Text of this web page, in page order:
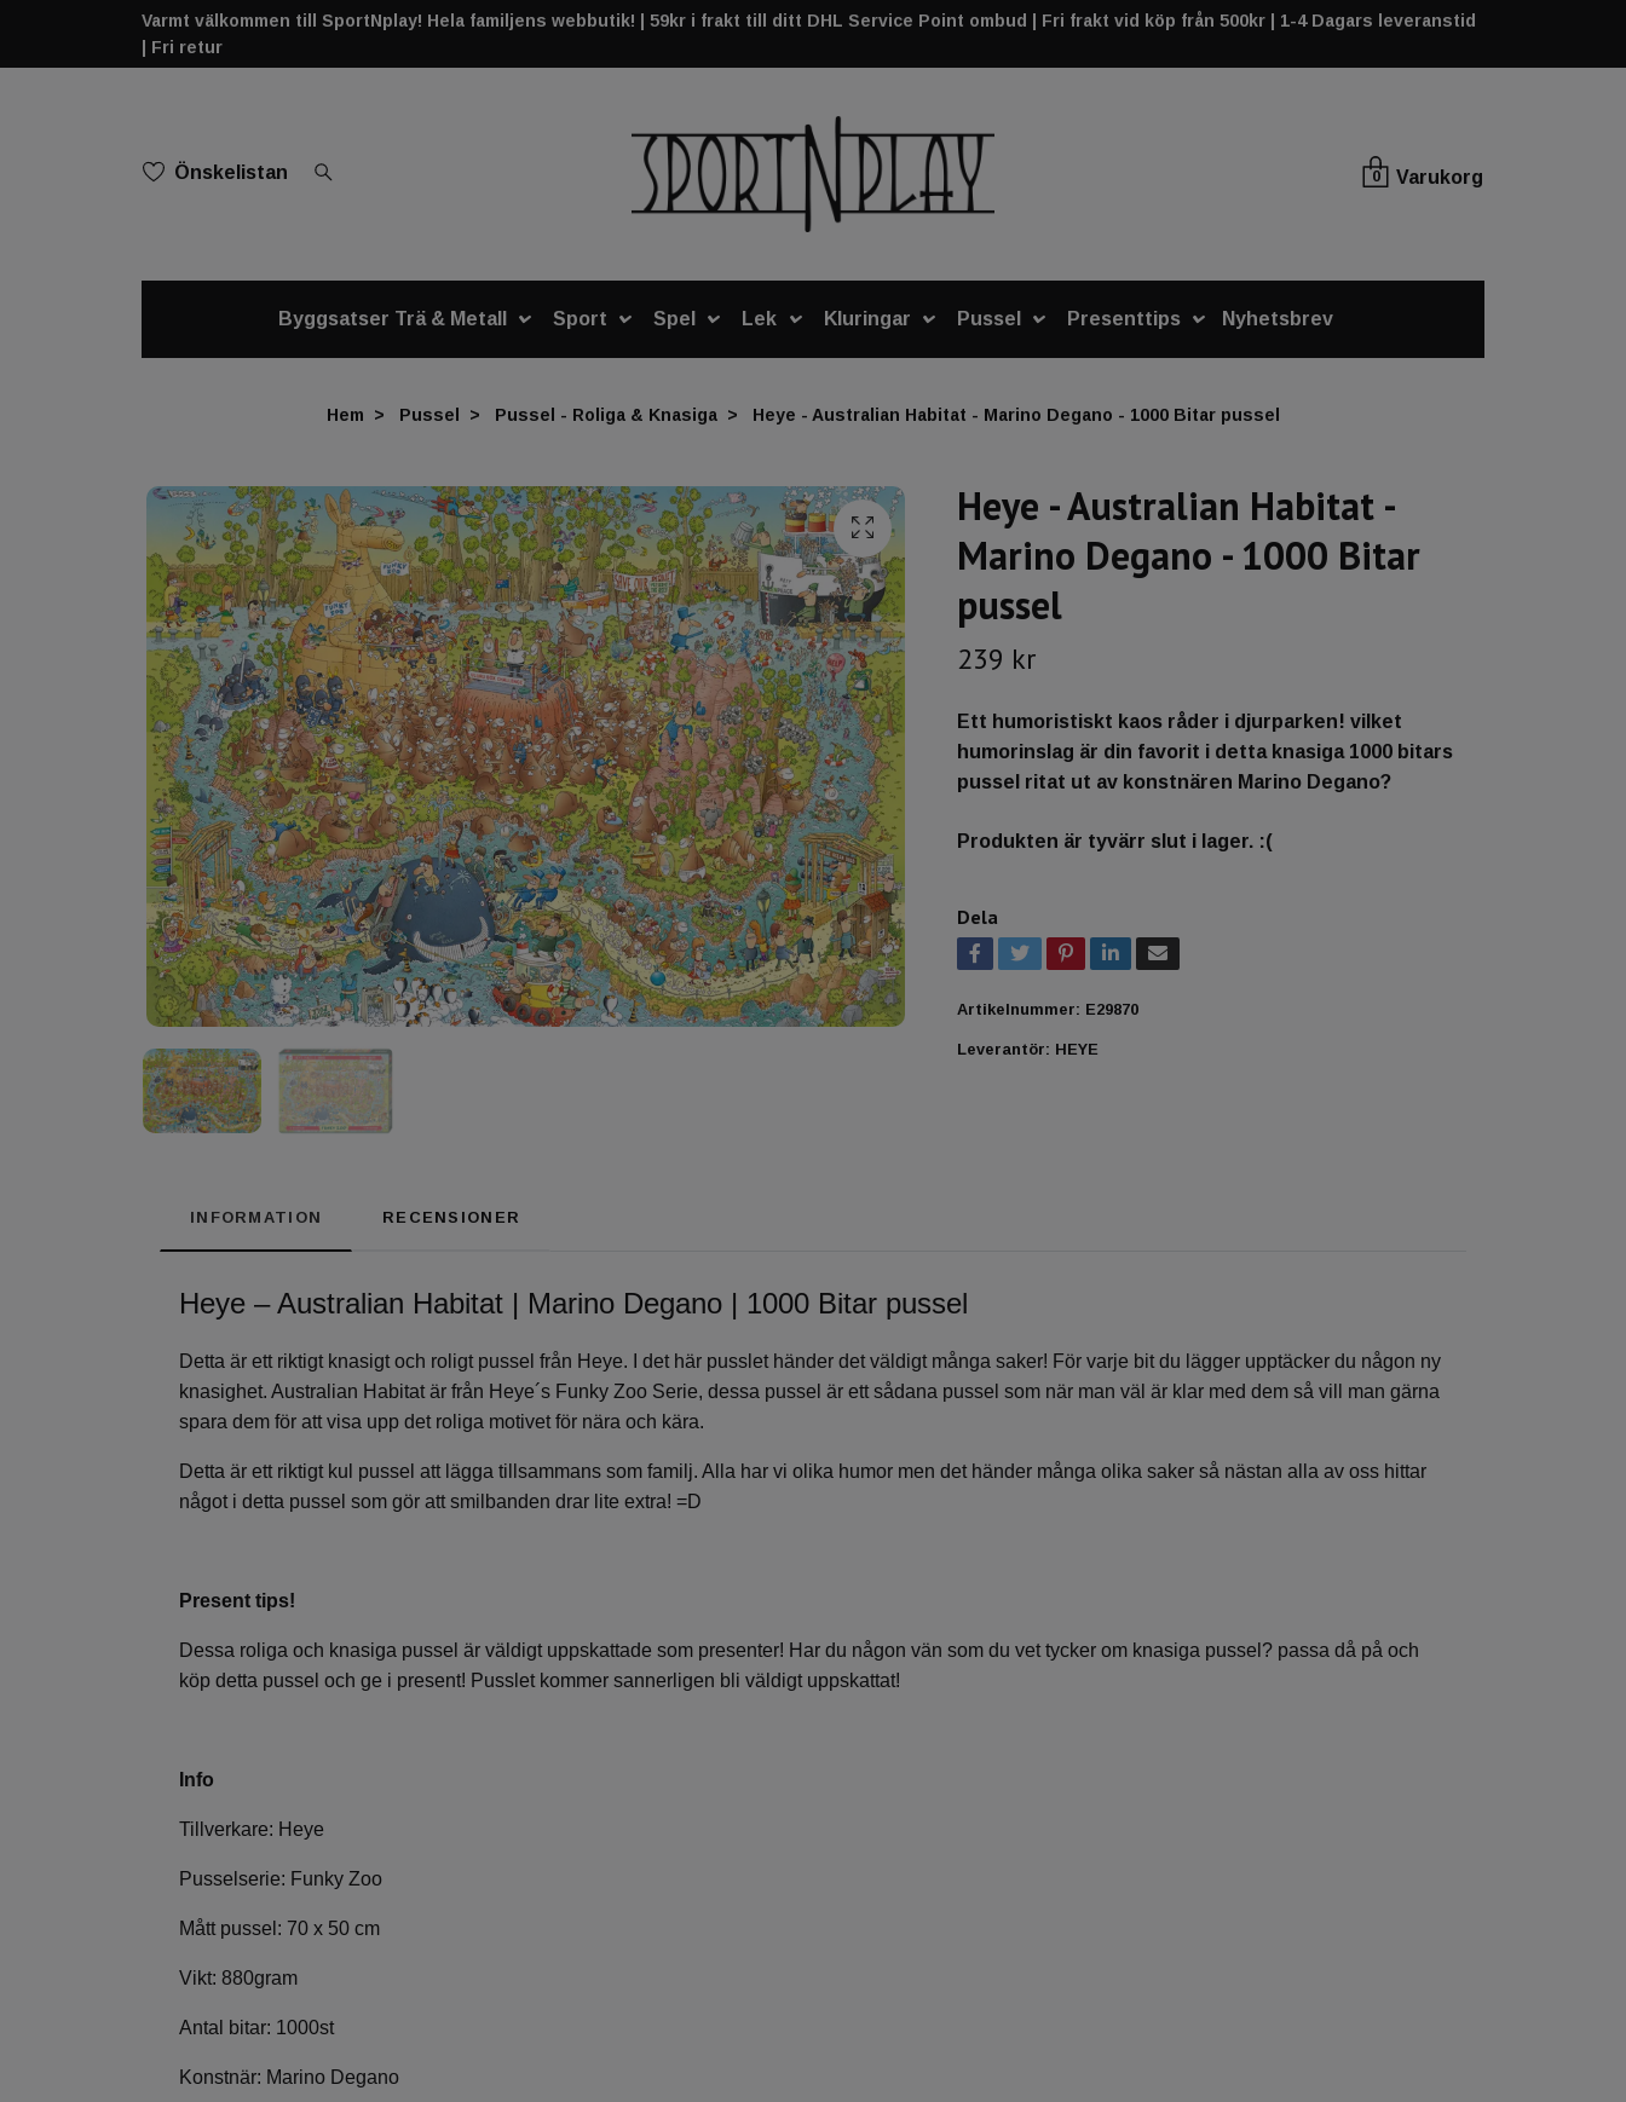
Varmt välkommen till SportNplay! Hela familjens webbutik! | 59kr i frakt till ditt DHL Service Point ombud | Fri frakt vid köp från 500kr | 1-4 Dagars leveranstid
| Fri retur
Önskelistan 0 Varukorg
Byggsatser Trä & Metall Sport Spel Lek Kluringar Pussel Presenttips Nyhetsbrev
Hem Pussel Pussel - Roliga & Knasiga Heye - Australian Habitat - Marino Degano - 1000 Bitar pussel
Heye - Australian Habitat -
Marino Degano - 1000 Bitar
pussel
239 kr
Ett humoristiskt kaos råder i djurparken! vilket
humorinslag är din favorit i detta knasiga 1000 bitars
pussel ritat ut av konstnären Marino Degano?
Produkten är tyvärr slut i lager. :(
Dela
Artikelnummer: E29870
Leverantör: HEYE
INFORMATION RECENSIONER
Heye – Australian Habitat | Marino Degano | 1000 Bitar pussel
Detta är ett riktigt knasigt och roligt pussel från Heye. I det här pusslet händer det väldigt många saker! För varje bit du lägger upptäcker du någon ny
knasighet. Australian Habitat är från Heye´s Funky Zoo Serie, dessa pussel är ett sådana pussel som när man väl är klar med dem så vill man gärna
spara dem för att visa upp det roliga motivet för nära och kära.
Detta är ett riktigt kul pussel att lägga tillsammans som familj. Alla har vi olika humor men det händer många olika saker så nästan alla av oss hittar
något i detta pussel som gör att smilbanden drar lite extra! =D
Present tips!
Dessa roliga och knasiga pussel är väldigt uppskattade som presenter! Har du någon vän som du vet tycker om knasiga pussel? passa då på och
köp detta pussel och ge i present! Pusslet kommer sannerligen bli väldigt uppskattat!
Info
Tillverkare: Heye
Pusselserie: Funky Zoo
Mått pussel: 70 x 50 cm
Vikt: 880gram
Antal bitar: 1000st
Konstnär: Marino Degano